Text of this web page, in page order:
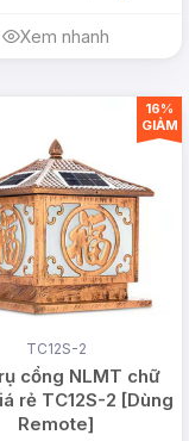
Xem nhanh
TC12S-2
cổng NLMT chữ
rẻ TC12S-2 [Dùng
Remote]
16%
GIẢM